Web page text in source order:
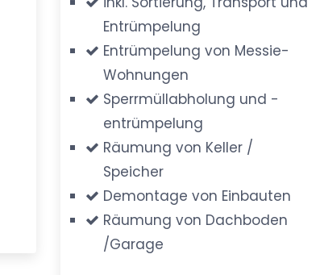
Entrümpelung
Entrümpelung von Messie-
Wohnungen
Sperrmüllabholung und -
entrümpelung
Räumung von Keller /
Speicher
Demontage von Einbauten
Räumung von Dachboden
/Garage